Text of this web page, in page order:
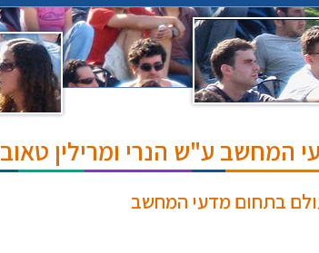
המחשב ע"ש הנרי ומרילין טאוב